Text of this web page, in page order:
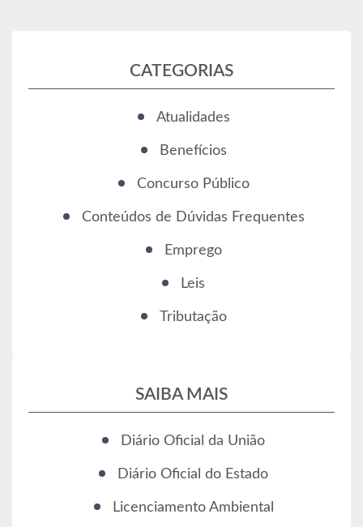
CATEGORIAS
Atualidades
Benefícios
Concurso Público
Conteúdos de Dúvidas Frequentes
Emprego
Leis
Tributação
SAIBA MAIS
Diário Oficial da União
Diário Oficial do Estado
Licenciamento Ambiental